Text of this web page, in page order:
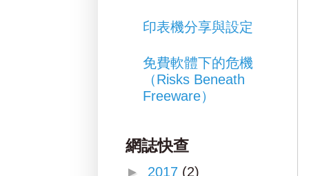
印表機分享與設定
免費軟體下的危機
（Risks Beneath
Freeware）
網誌快查
► 2017 (2)